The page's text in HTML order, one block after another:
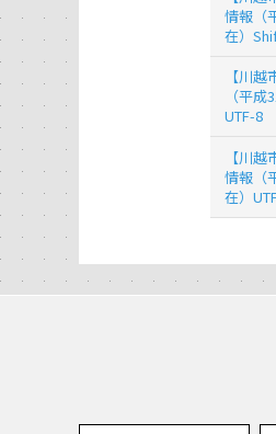
情報（
在）
【川
（平成
UTF-8
【川
情報（
在）